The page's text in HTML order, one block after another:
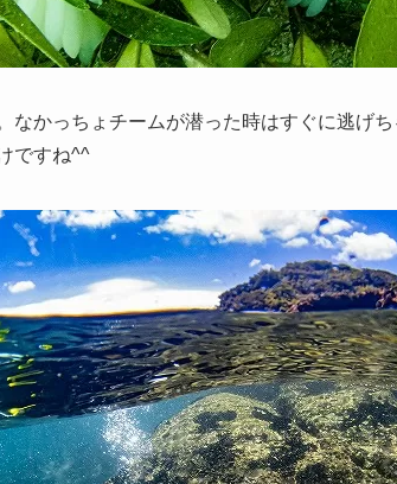
なかっちょチームが潜った時はすぐに逃げ
ですね^^